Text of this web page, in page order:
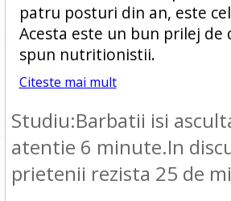
patru posturi din an, este
Acesta este un bun prilej de
spun nutritionistii.
Citeste mai mult
Studiu:Barbatii isi
atentie 6 minute.In
prietenii rezista 25 de